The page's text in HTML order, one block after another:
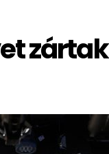
zártak